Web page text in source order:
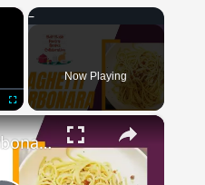
×
Fullscreen
Now Playing
×
Spaghetti Carbonara // Shelf Stable Pantry Recipe Collab // Jeni Gough